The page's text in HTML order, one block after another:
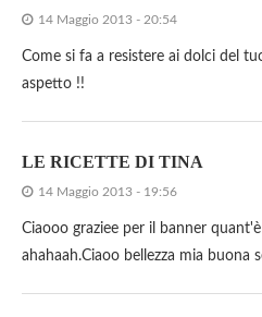
14 Maggio 2013 - 20:54
Come si fa a resistere ai dolci del
aspetto !!
LE RICETTE DI TINA
14 Maggio 2013 - 19:56
Ciaooo graziee per il banner
ahahaah.Ciaoo bellezza mia buona